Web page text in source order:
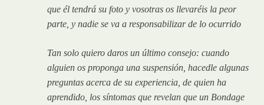
que él tendrá su foto y vosotras os llevaréis la peor
parte, y nadie se va a responsabilizar de lo ocurrido
Tan solo quiero daros un último consejo: cuando
alguien os proponga una suspensión, hacedle algunas
preguntas acerca de su experiencia, de quien ha
aprendido, los síntomas que revelan que un Bondage